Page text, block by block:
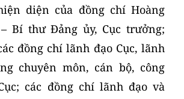
diện của đồng chí Hoàng
Bí thư Đảng ủy, Cục trưởng;
đồng chí lãnh đạo Cục, lãnh
chuyên môn, cán bộ, công
các đồng chí lãnh đạo và